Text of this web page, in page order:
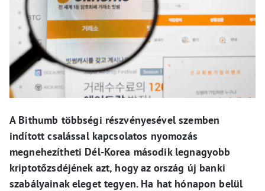
A Bithumb többségi részvényesével szemben
indított csalással kapcsolatos nyomozás
megnehezítheti Dél-Korea második legnagyobb
kriptotőzsdéjének azt, hogy az ország új banki
szabályainak eleget tegyen. Ha hat hónapon belül